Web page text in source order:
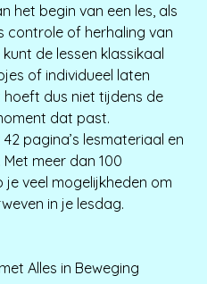
het begin van een les, als
controle of herhaling van
de lessen klassikaal
of individueel laten
dus niet tijdens de
dat past.
pagina’s lesmateriaal en
meer dan 100
veel mogelijkheden om
in je lesdag.
Alles in Beweging